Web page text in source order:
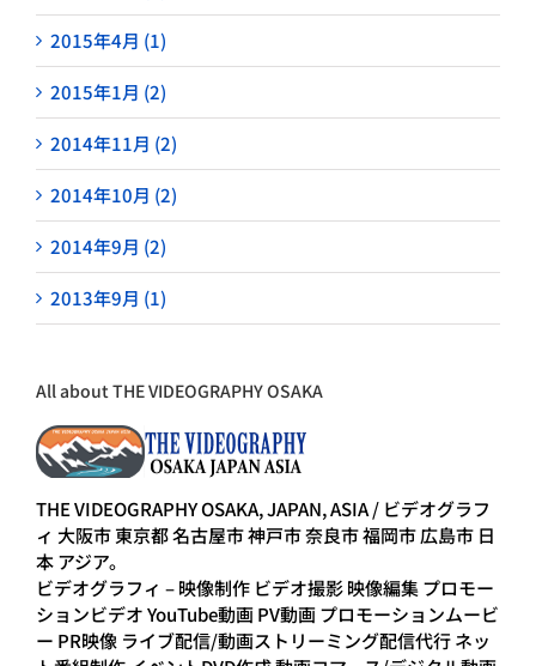
2015年4月 (1)
2015年1月 (2)
2014年11月 (2)
2014年10月 (2)
2014年9月 (2)
2013年9月 (1)
All about THE VIDEOGRAPHY OSAKA
THE VIDEOGRAPHY OSAKA, JAPAN, ASIA / ビデオグラフ
ィ 大阪市 東京都 名古屋市 神戸市 奈良市 福岡市 広島市 日
本 アジア。
ビデオグラフィ – 映像制作 ビデオ撮影 映像編集 プロモー
ションビデオ YouTube動画 PV動画 プロモーションムービ
ー PR映像 ライブ配信/動画ストリーミング配信代行 ネッ